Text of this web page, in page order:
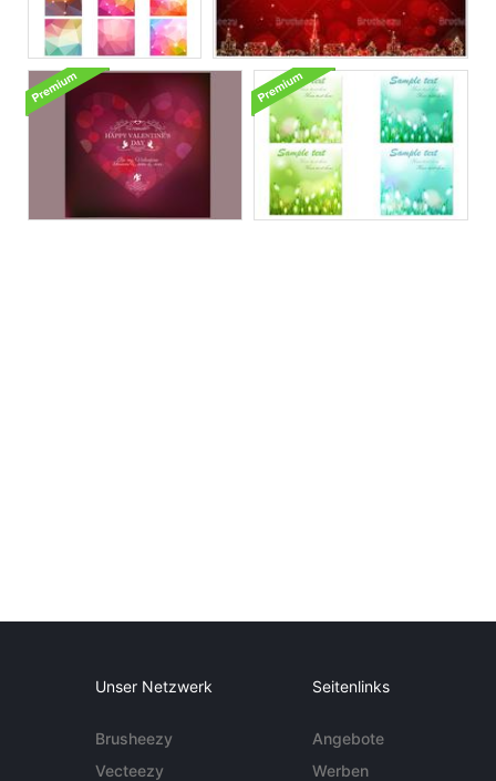
Unser Netzwerk
Brusheezy
Vecteezy
Seitenlinks
Angebote
Werben